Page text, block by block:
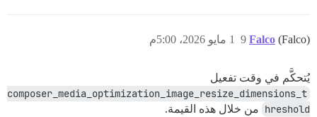
Falco (Falco) 1 مايو 2026، 5:00م 9
يُتحكَّم في وقت تفعيل
composer_media_optimization_image_resize_dimensions_t
hreshold من خلال هذه القيمة.